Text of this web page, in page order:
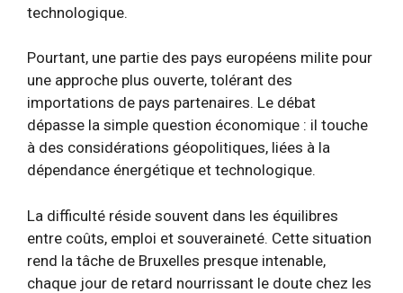
technologique.
Pourtant, une partie des pays européens milite pour
une approche plus ouverte, tolérant des
importations de pays partenaires. Le débat
dépasse la simple question économique : il touche
à des considérations géopolitiques, liées à la
dépendance énergétique et technologique.
La difficulté réside souvent dans les équilibres
entre coûts, emploi et souveraineté. Cette situation
rend la tâche de Bruxelles presque intenable,
chaque jour de retard nourrissant le doute chez les